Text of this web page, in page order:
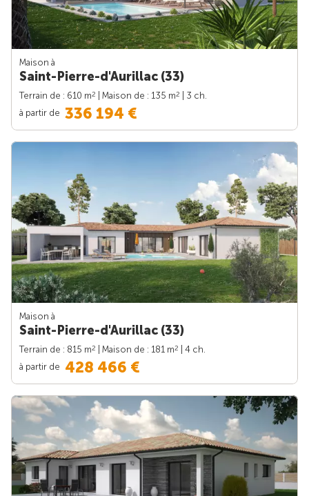
Maison à
Saint-Pierre-d'Aurillac (33)
Terrain de : 610 m2 | Maison de : 135 m2
| 3 ch.
à partir de 336 194 €
Maison à
Saint-Pierre-d'Aurillac (33)
Terrain de : 815 m2 | Maison de : 181 m2
| 4 ch.
à partir de 428 466 €